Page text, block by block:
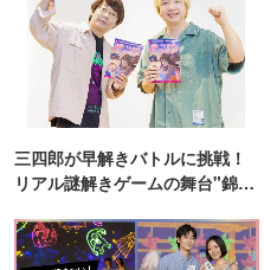
三四郎が早解きバトルに挑戦！
リアル謎解きゲームの舞台"錦糸